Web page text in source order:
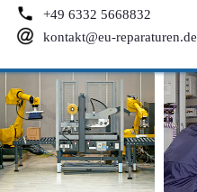
+49 6332 5668832
kontakt@eu-reparaturen.de